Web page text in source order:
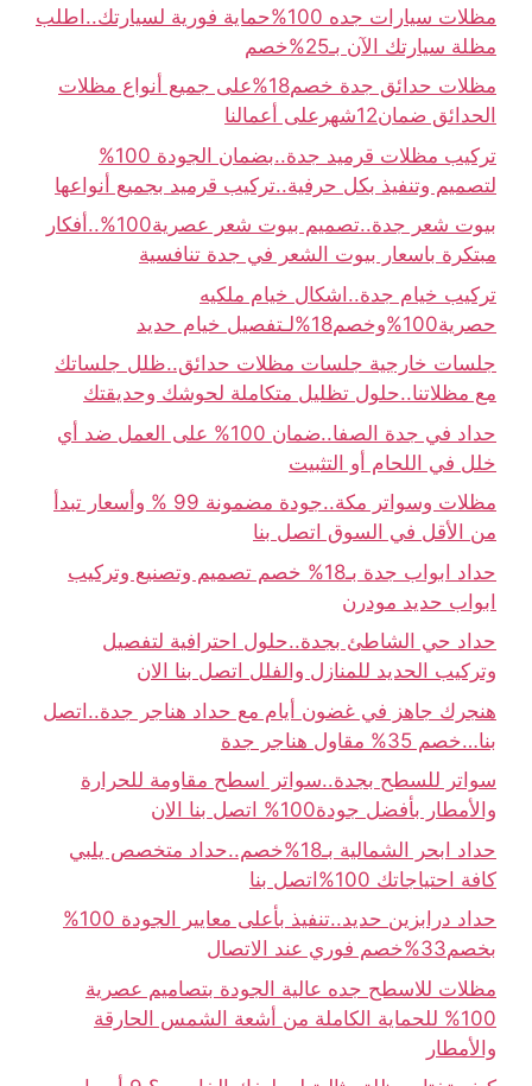
مظلات سيارات جده 100%حماية فورية لسيارتك..اطلب
مظلة سيارتك الآن بـ25%خصم
مظلات حدائق جدة خصم18%على جميع أنواع مظلات
الحدائق ضمان12شهرعلى أعمالنا
تركيب مظلات قرميد جدة..بضمان الجودة 100%
لتصميم وتنفيذ بكل حرفية..تركيب قرميد بجميع أنواعها
بيوت شعر جدة..تصميم بيوت شعر عصرية100%..أفكار
مبتكرة باسعار بيوت الشعر في جدة تنافسية
تركيب خيام جدة..اشكال خيام ملكيه
حصرية100%وخصم18%لـتفصيل خيام حديد
جلسات خارجية جلسات مظلات حدائق..ظلل جلساتك
مع مظلاتنا..حلول تظليل متكاملة لحوشك وحديقتك
حداد في جدة الصفا..ضمان 100% على العمل ضد أي
خلل في اللحام أو التثبيت
مظلات وسواتر مكة..جودة مضمونة 99 % وأسعار تبدأ
من الأقل في السوق اتصل بنا
حداد ابواب جدة بـ18% خصم تصميم وتصنيع وتركيب
ابواب حديد مودرن
حداد حي الشاطئ بجدة..حلول احترافية لتفصيل
وتركيب الحديد للمنازل والفلل اتصل بنا الان
هنجرك جاهز في غضون أيام مع حداد هناجر جدة..اتصل
بنا…خصم 35% مقاول هناجر جدة
سواتر للسطح بجدة..سواتر اسطح مقاومة للحرارة
والأمطار بأفضل جودة100% اتصل بنا الان
حداد ابحر الشمالية بـ18%خصم..حداد متخصص يلبي
كافة احتياجاتك 100%اتصل بنا
حداد درابزين حديد..تنفيذ بأعلى معايير الجودة 100%
بخصم33%خصم فوري عند الاتصال
مظلات للاسطح جده عالية الجودة بتصاميم عصرية
100% للحماية الكاملة من أشعة الشمس الحارقة
والأمطار